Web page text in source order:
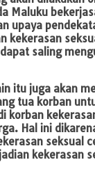
Maluku
upaya
kekerasan
saling
itu juga akan
tua korban
korban
Hal ini
seksual
kekerasan